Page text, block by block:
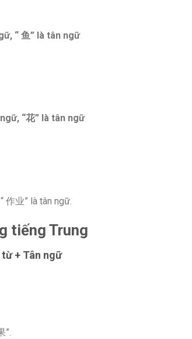
“ 鱼” là tân ngữ
“花” là tân ngữ
作业” là tân ngữ.
tiếng Trung
+ Tân ngữ
”.